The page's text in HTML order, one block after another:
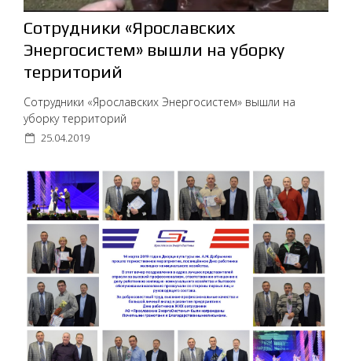
Cотрудники «Ярославских
Энергосистем» вышли на уборку
территорий
Cотрудники «Ярославских Энергосистем» вышли на
уборку территорий
25.04.2019